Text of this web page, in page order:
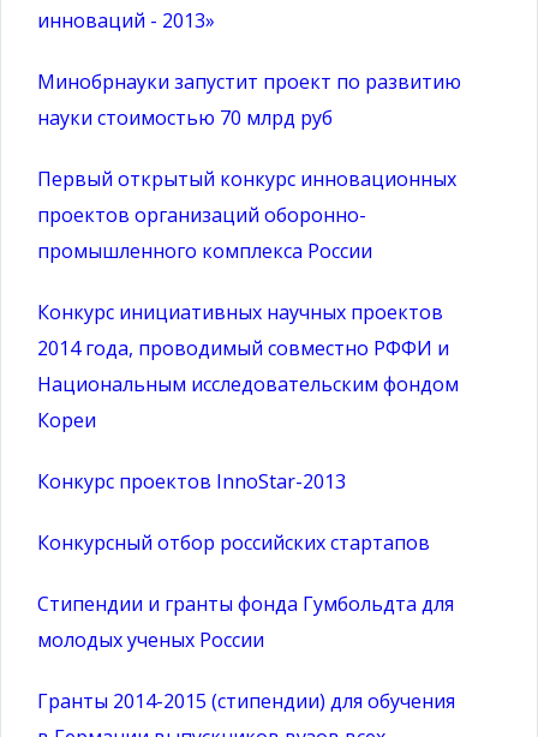
инноваций - 2013»
Минобрнауки запустит проект по развитию
науки стоимостью 70 млрд руб
Первый открытый конкурс инновационных
проектов организаций оборонно-
промышленного комплекса России
Конкурс инициативных научных проектов
2014 года, проводимый совместно РФФИ и
Национальным исследовательским фондом
Кореи
Конкурс проектов InnoStar-2013
Конкурсный отбор российских стартапов
Стипендии и гранты фонда Гумбольдта для
молодых ученых России
Гранты 2014-2015 (стипендии) для обучения